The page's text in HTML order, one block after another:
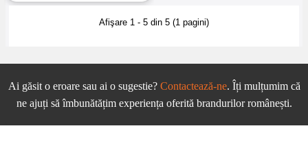
Afişare 1 - 5 din 5 (1 pagini)
Ai găsit o eroare sau ai o sugestie? Contactează-ne. Îți mulțumim că
ne ajuți să îmbunătățim experiența oferită brandurilor românești.